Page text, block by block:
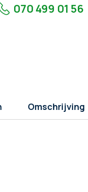
070 499 01 56
Omschrijving